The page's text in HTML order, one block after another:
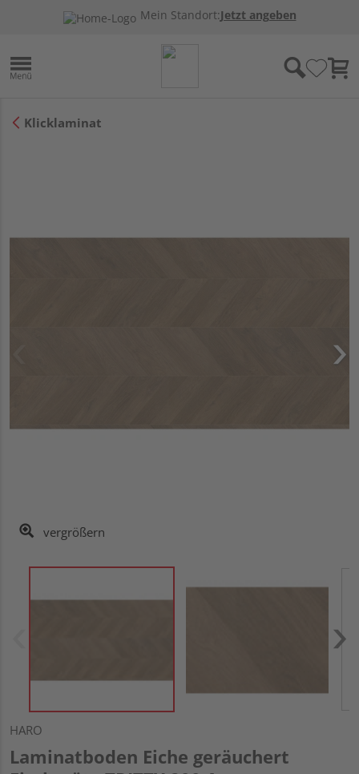
Mein Standort:Jetzt angeben
Klicklaminat
vergrößern
HARO
Laminatboden Eiche geräuchert